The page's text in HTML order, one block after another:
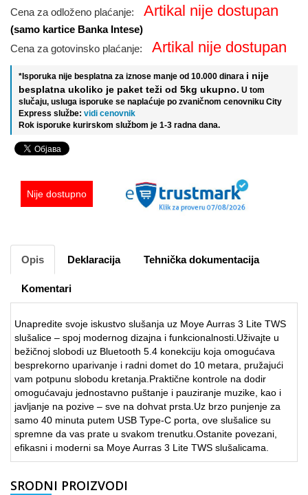
Cena za odloženo plaćanje: Artikal nije dostupan
(samo kartice Banka Intese)
Cena za gotovinsko plaćanje:
Artikal nije dostupan
*Isporuka nije besplatna za iznose manje od 10.000 dinara i nije
besplatna ukoliko je paket teži od 5kg ukupno. U tom
slučaju, usluga isporuke se naplaćuje po zvaničnom cenovniku City
Express službe: vidi cenovnik
Rok isporuke kurirskom službom je 1-3 radna dana.
Nije dostupno
Opis Deklaracija Tehnička dokumentacija
Komentari
Unapredite svoje iskustvo slušanja uz Moye Aurras 3 Lite TWS
slušalice – spoj modernog dizajna i funkcionalnosti.Uživajte u
bežičnoj slobodi uz Bluetooth 5.4 konekciju koja omogućava
besprekorno uparivanje i radni domet do 10 metara, pružajući
vam potpunu slobodu kretanja.Praktične kontrole na dodir
omogućavaju jednostavno puštanje i pauziranje muzike, kao i
javljanje na pozive – sve na dohvat prsta.Uz brzo punjenje za
samo 40 minuta putem USB Type-C porta, ove slušalice su
spremne da vas prate u svakom trenutku.Ostanite povezani,
efikasni i moderni sa Moye Aurras 3 Lite TWS slušalicama.
SRODNI PROIZVODI